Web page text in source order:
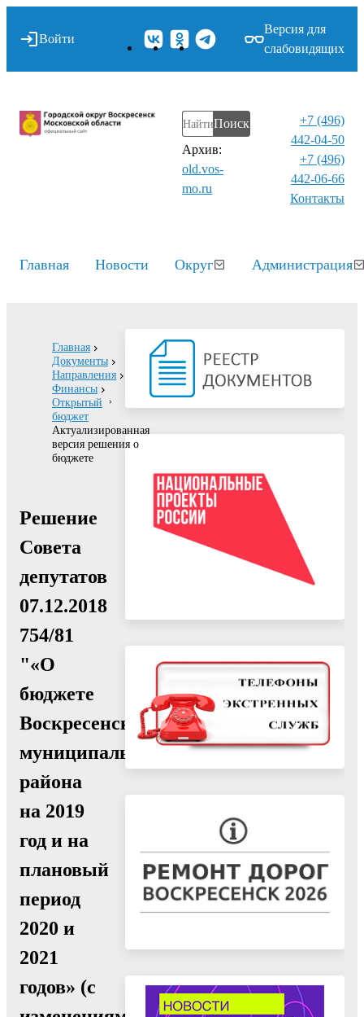
Войти
Версия для
слабовидящих
Поиск
Архив:
old.vos-
mo.ru
+7 (496)
442-04-50
+7 (496)
442-06-66
Контакты⁠
Главная Новости Округ Администрация
Главная
Документы
Направления
Финансы
Открытый
бюджет
Актуализированная
версия решения о
бюджете
Решение
Совета
депутатов
07.12.2018
754/81
"«О
бюджете
Воскресенского
муниципального
района
на 2019
год и на
плановый
период
2020 и
2021
годов» (с